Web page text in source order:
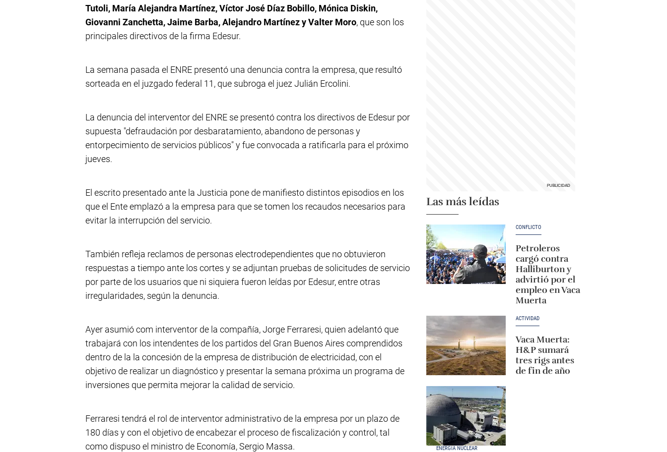
Tutoli, María Alejandra Martínez, Víctor José Díaz Bobillo, Mónica Diskin,
Giovanni Zanchetta, Jaime Barba, Alejandro Martínez y Valter Moro, que son los
principales directivos de la firma Edesur.
La semana pasada el ENRE presentó una denuncia contra la empresa, que resultó
sorteada en el juzgado federal 11, que subroga el juez Julián Ercolini.
La denuncia del interventor del ENRE se presentó contra los directivos de Edesur por
supuesta "defraudación por desbaratamiento, abandono de personas y
entorpecimiento de servicios públicos" y fue convocada a ratificarla para el próximo
jueves.
El escrito presentado ante la Justicia pone de manifiesto distintos episodios en los
que el Ente emplazó a la empresa para que se tomen los recaudos necesarios para
evitar la interrupción del servicio.
También refleja reclamos de personas electrodependientes que no obtuvieron
respuestas a tiempo ante los cortes y se adjuntan pruebas de solicitudes de servicio
por parte de los usuarios que ni siquiera fueron leídas por Edesur, entre otras
irregularidades, según la denuncia.
Ayer asumió com interventor de la compañía, Jorge Ferraresi, quien adelantó que
trabajará con los intendentes de los partidos del Gran Buenos Aires comprendidos
dentro de la la concesión de la empresa de distribución de electricidad, con el
objetivo de realizar un diagnóstico y presentar la semana próxima un programa de
inversiones que permita mejorar la calidad de servicio.
Ferraresi tendrá el rol de interventor administrativo de la empresa por un plazo de
180 días y con el objetivo de encabezar el proceso de fiscalización y control, tal
como dispuso el ministro de Economía, Sergio Massa.
Las más leídas
CONFLICTO
Petroleros
cargó contra
Halliburton y
advirtió por el
empleo en Vaca
Muerta
ACTIVIDAD
Vaca Muerta:
H&P sumará
tres rigs antes
de fin de año
ENERGÍA NUCLEAR